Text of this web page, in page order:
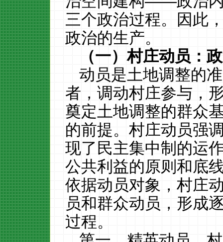
三个政治过程。因此
政治的生产。
（一）村庄动员：
动员是土地调整的
者，调动村庄参与，
奠定土地调整的群众
的前提。村庄动员强
现了民主集中制的运
公共利益的原则和底
依据动员对象，村庄
员和群众动员，形成
过程。